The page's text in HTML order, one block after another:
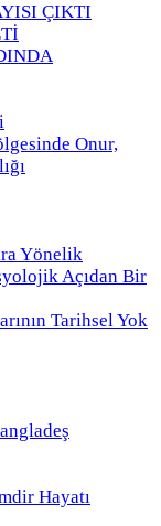
ÇIKTI
Onur,
Yönelik
Açıdan Bir
Tarihsel Yok
Hayatı